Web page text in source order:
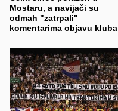
Mostaru, a navijači su
odmah "zatrpali"
komentarima objavu kluba